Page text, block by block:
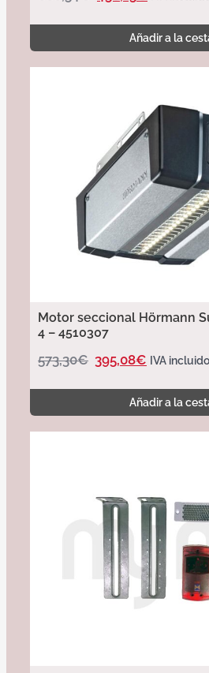
Añadir a la
Motor seccional Hörmann
4 – 4510307
573,30€ 395,08€ IVA incluido
Añadir a la